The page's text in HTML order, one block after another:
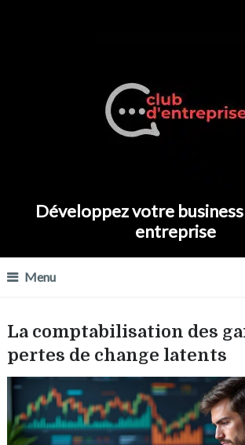
Développez votre
entreprise
Menu
La comptabilisation des
pertes de change latents